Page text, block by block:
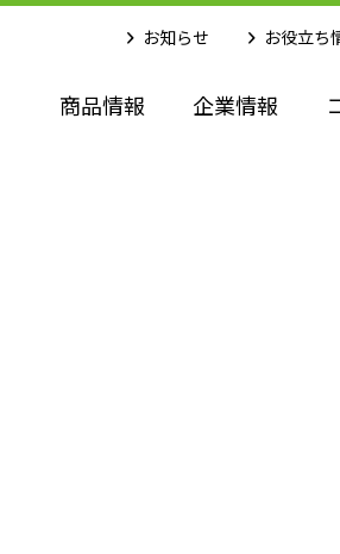
お知らせ お役立ち
商品情報 企業情報